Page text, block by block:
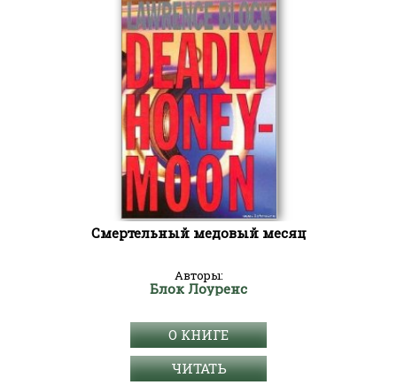
Смертельный медовый месяц
Авторы:
Блок Лоуренс
О КНИГЕ
ЧИТАТЬ